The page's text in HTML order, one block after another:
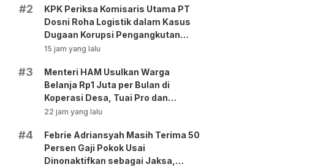
#2
KPK Periksa Komisaris Utama PT
Dosni Roha Logistik dalam Kasus
Dugaan Korupsi Pengangkutan
Bansos!
15 jam yang lalu
#3
Menteri HAM Usulkan Warga
Belanja Rp1 Juta per Bulan di
Koperasi Desa, Tuai Pro dan
Kontra!
22 jam yang lalu
#4
Febrie Adriansyah Masih Terima 50
Persen Gaji Pokok Usai
Dinonaktifkan sebagai Jaksa,